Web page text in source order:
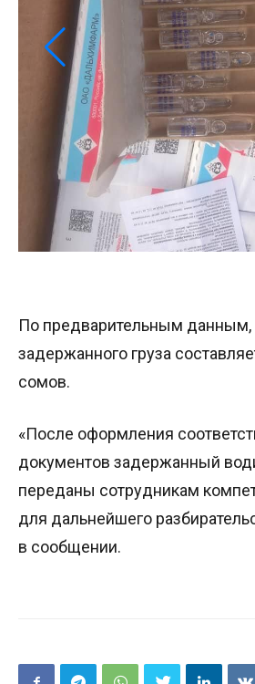
По предварительным данным,
задержанного груза
сомов.
«После оформления
документов задержанный
переданы сотрудникам
для дальнейшего
в сообщении.